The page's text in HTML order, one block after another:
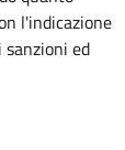
l'indicazione
ed